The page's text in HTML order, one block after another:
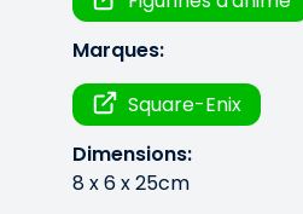
Marques:
Square-Enix
Dimensions:
8 x 6 x 25cm